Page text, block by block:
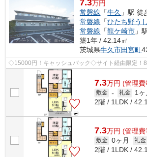
7.3万円
常磐線 「牛久 」駅 徒
常磐線 「ひたち野う
常磐線 「龍ケ崎市 」
築1年 / 42.14㎡
茨城県牛久市田宮町
◇15000円！キャッシュバック◇サイト経由限定！
7.3万円 (管理
敷金 - 礼金
1ヶ
2階 / 1LDK /
7.3万円 (管理
敷金 0ヶ月 礼金
2階 / 1LDK /